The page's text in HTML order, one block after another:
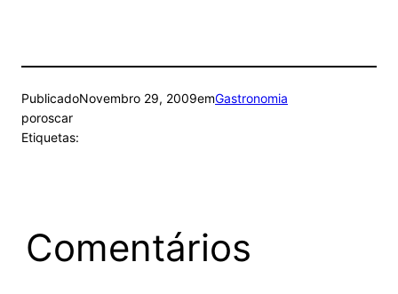
PublicadoNovembro 29, 2009emGastronomia
poroscar
Etiquetas:
Comentários